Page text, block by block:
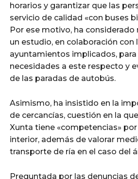
horarios y garantizar que las
servicio de calidad «con buses
Por ese motivo, ha considerado
un estudio, en colaboración con
ayuntamientos implicados,
necesidades a este respecto y
de las paradas de autobús.
Asimismo, ha insistido en la
de cercancías, cuestión en la
Xunta tiene «competencias»
interior, además de valorar
transporte de ría en el caso del
Preguntada por las denuncias